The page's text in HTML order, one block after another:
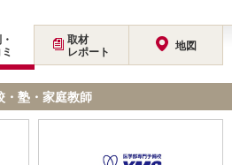
取材
レポート
地図
・塾・家庭教師